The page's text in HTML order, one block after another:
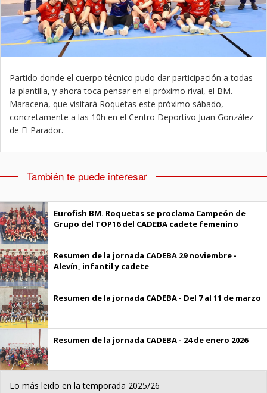
Partido donde el cuerpo técnico pudo dar participación a todas
la plantilla, y ahora toca pensar en el próximo rival, el BM.
Maracena, que visitará Roquetas este próximo sábado,
concretamente a las 10h en el Centro Deportivo Juan González
de El Parador.
También te puede interesar
Eurofish BM. Roquetas se proclama Campeón de
Grupo del TOP16 del CADEBA cadete femenino
Resumen de la jornada CADEBA 29 noviembre -
Alevín, infantil y cadete
Resumen de la jornada CADEBA - Del 7 al 11 de marzo
Resumen de la jornada CADEBA - 24 de enero 2026
Lo más leido en la temporada 2025/26